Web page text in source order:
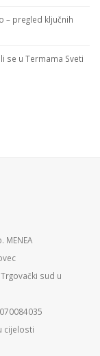
– pregled ključnih
se u Termama Sveti
sud u
cijelosti